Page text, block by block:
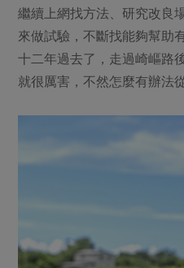
繼續上網找方法、研究改良
來做試驗，不斷找能夠幫助
十二年過去了，走過崎嶇路
就很厲害，不然怎麼有辦法